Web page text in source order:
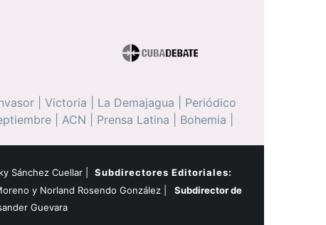
Victoria La Demajagua
Periódico
| ACN Prensa Latina Bohemia
Sánchez Cuellar |
Subdirectores Editoriales:
y Norland Rosendo González |
Subdirector de
Guevara